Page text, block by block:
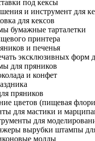
под кексы
и инструмент для
для кексов
бумажные тарталетки
принтера
и печенья
эксклюзивных форм
для пряников
и конфет
пряников
цветов (пищевая
для мастики и
для
вырубки штампы
молды